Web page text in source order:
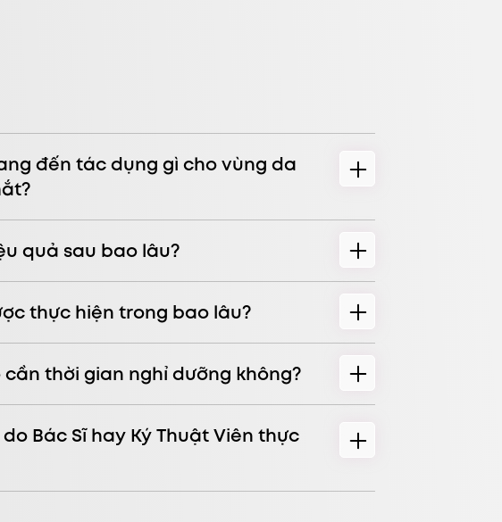
đến tác dụng gì cho vùng da
quả sau bao lâu?
thực hiện trong bao lâu?
cần thời gian nghỉ dưỡng không?
Bác Sĩ hay Ký Thuật Viên thực